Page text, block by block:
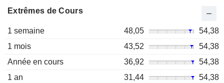
Extrêmes de Cours
1 semaine 48,05
54,38
1 mois
43,52
54,38
Année en cours
36,92
54,38
1 an
31,44
54,38